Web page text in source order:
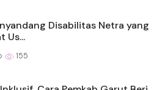
Disabilitas Netra yang
Us...
155